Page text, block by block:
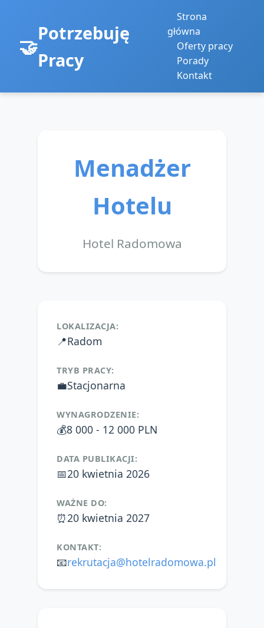
Potrzebuję
Pracy
Strona
główna
Oferty pracy
Porady
Kontakt
Menadżer
Hotelu
Hotel Radomowa
LOKALIZACJA:
📍Radom
TRYB PRACY:
💼Stacjonarna
WYNAGRODZENIE:
💰8 000 - 12 000 PLN
DATA PUBLIKACJI:
📅20 kwietnia 2026
WAŻNE DO:
⏰20 kwietnia 2027
KONTAKT:
📧rekrutacja@hotelradomowa.pl